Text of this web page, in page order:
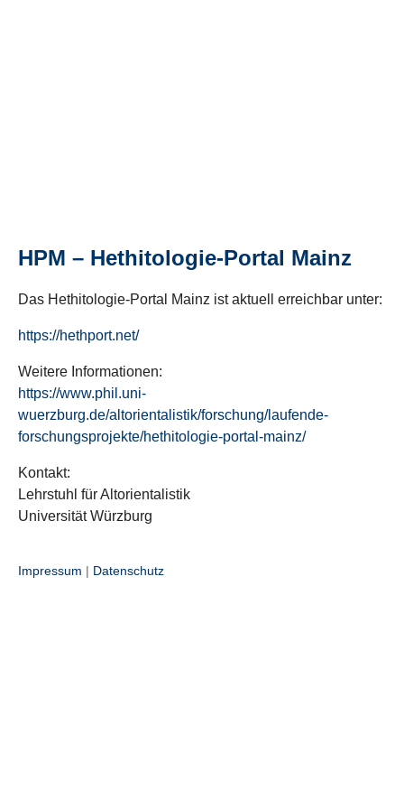
HPM – Hethitologie-Portal Mainz
Das Hethitologie-Portal Mainz ist aktuell erreichbar unter:
https://hethport.net/
Weitere Informationen:
https://www.phil.uni-
wuerzburg.de/altorientalistik/forschung/laufende-
forschungsprojekte/hethitologie-portal-mainz/
Kontakt:
Lehrstuhl für Altorientalistik
Universität Würzburg
Impressum | Datenschutz